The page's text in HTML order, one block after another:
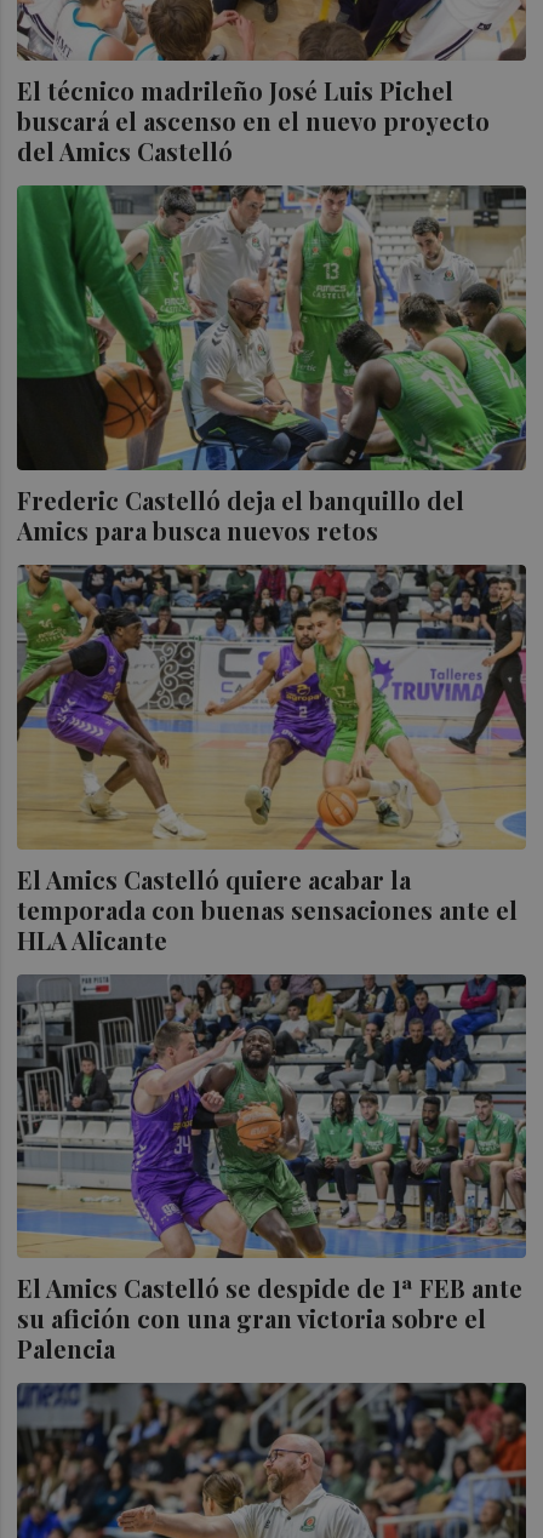
El técnico madrileño José Luis Pichel
buscará el ascenso en el nuevo proyecto
del Amics Castelló
Frederic Castelló deja el banquillo del
Amics para busca nuevos retos
El Amics Castelló quiere acabar la
temporada con buenas sensaciones ante el
HLA Alicante
El Amics Castelló se despide de 1ª FEB ante
su afición con una gran victoria sobre el
Palencia